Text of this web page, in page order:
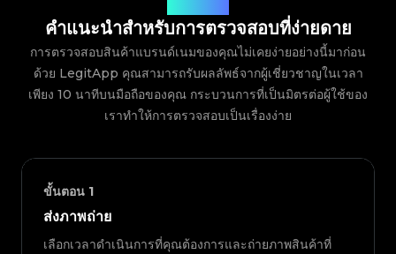
คำแนะนำสำหรับการตรวจสอบที่ง่ายดาย
การตรวจสอบสินค้าแบรนด์เนมของคุณไม่เคยง่ายอย่างนี้มาก่อน
ด้วย LegitApp คุณสามารถรับผลลัพธ์จากผู้เชี่ยวชาญในเวลา
เพียง 10 นาทีบนมือถือของคุณ กระบวนการที่เป็นมิตรต่อผู้ใช้ของ
เราทำให้การตรวจสอบเป็นเรื่องง่าย
ขั้นตอน 1
ส่งภาพถ่าย
เลือกเวลาดำเนินการที่คุณต้องการและถ่ายภาพสินค้าที่